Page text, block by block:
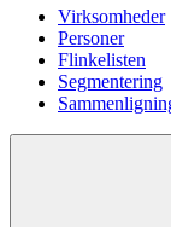
Virksomheder
Personer
Flinkelisten
Segmentering